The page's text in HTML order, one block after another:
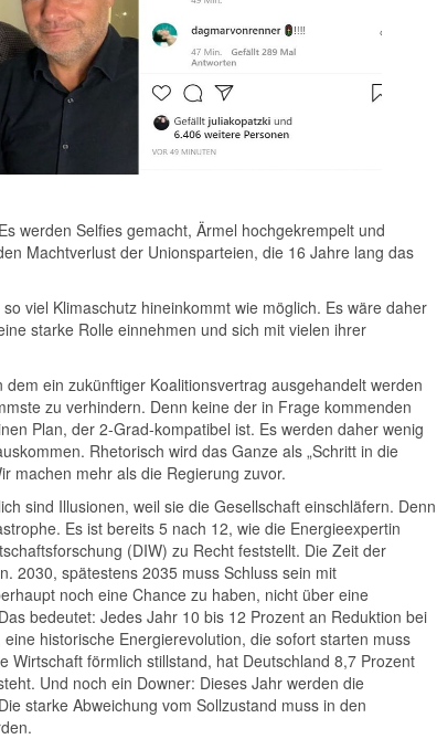
werden Selfies gemacht, Ärmel hochgekrempelt und
Machtverlust der Unionsparteien, die 16 Jahre lang das
viel Klimaschutz hineinkommt wie möglich. Es wäre daher
starke Rolle einnehmen und sich mit vielen ihrer
ein zukünftiger Koalitionsvertrag ausgehandelt werden
zu verhindern. Denn keine der in Frage kommenden
Plan, der 2-Grad-kompatibel ist. Es werden daher wenig
Rhetorisch wird das Ganze als „Schritt in die
machen mehr als die Regierung zuvor.
sind Illusionen, weil sie die Gesellschaft einschläfern. Denn
Es ist bereits 5 nach 12, wie die Energieexpertin
(DIW) zu Recht feststellt. Die Zeit der
2030, spätestens 2035 muss Schluss sein mit
noch eine Chance zu haben, nicht über eine
bedeutet: Jedes Jahr 10 bis 12 Prozent an Reduktion bei
historische Energierevolution, die sofort starten muss
Wirtschaft förmlich stillstand, hat Deutschland 8,7 Prozent
Und noch ein Downer: Dieses Jahr werden die
starke Abweichung vom Sollzustand muss in den